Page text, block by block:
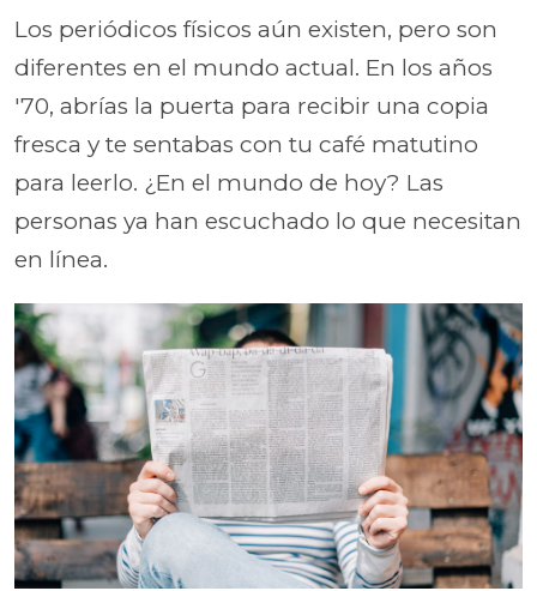
Los periódicos físicos aún existen, pero son
diferentes en el mundo actual. En los años
'70, abrías la puerta para recibir una copia
fresca y te sentabas con tu café matutino
para leerlo. ¿En el mundo de hoy? Las
personas ya han escuchado lo que necesitan
en línea.